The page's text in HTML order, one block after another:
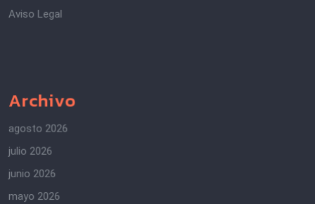
Aviso Legal
Archivo
agosto 2026
julio 2026
junio 2026
mayo 2026